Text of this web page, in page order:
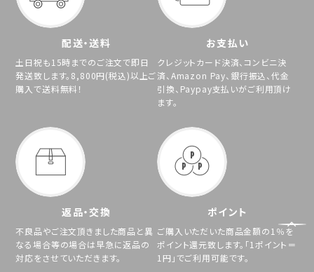
配送・送料
土日祝も15時までのご注文で即日
発送致します。8,800円(税込)以上ご
購入で送料無料！
お支払い
クレジットカード決済、コンビニ決
済、Amazon Pay、銀行振込、代金
引換、Paypay支払いがご利用頂け
ます。
返品・交換
不良品やご注文頂きました商品と異
なる場合等の場合は早急に返品の
対応をさせていただきます。
ポイント
ご購入いただいた商品金額の1％を
ポイント還元致します。「1ポイント＝
1円」でご利用可能です。